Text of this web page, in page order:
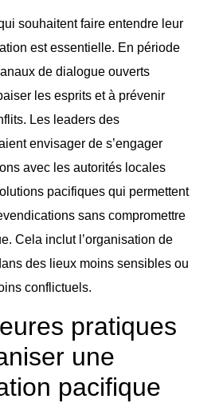
souhaitent faire entendre leur
est essentielle. En période
de dialogue ouverts
les esprits et à prévenir
Les leaders des
envisager de s’engager
avec les autorités locales
pacifiques qui permettent
sans compromettre
Cela inclut l’organisation de
des lieux moins sensibles ou
conflictuels.
pratiques
une
pacifique